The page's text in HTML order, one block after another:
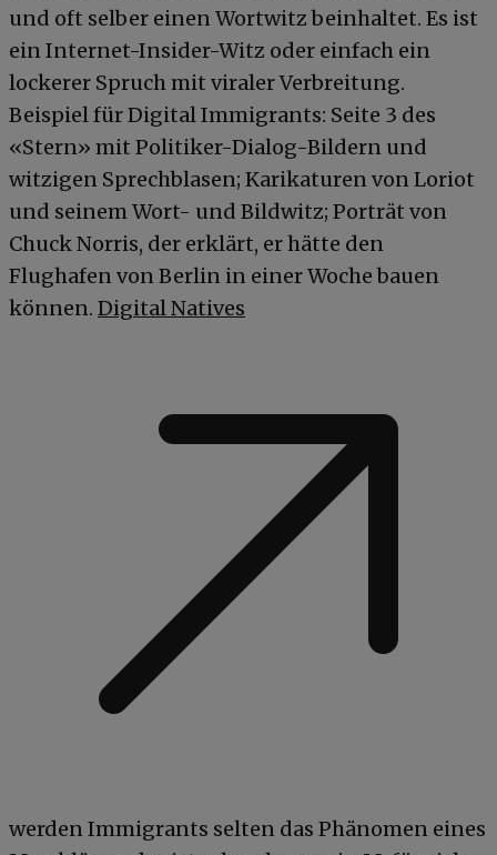
und oft selber einen Wortwitz beinhaltet. Es ist
ein Internet-Insider-Witz oder einfach ein
lockerer Spruch mit viraler Verbreitung.
Beispiel für Digital Immigrants: Seite 3 des
«Stern» mit Politiker-Dialog-Bildern und
witzigen Sprechblasen; Karikaturen von Loriot
und seinem Wort- und Bildwitz; Porträt von
Chuck Norris, der erklärt, er hätte den
Flughafen von Berlin in einer Woche bauen
können. Digital Natives
werden Immigrants selten das Phänomen eines